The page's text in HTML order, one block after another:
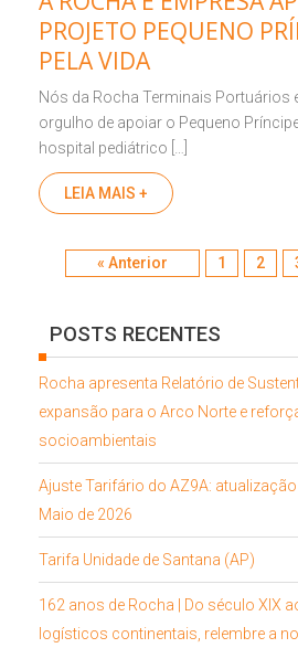
PROJETO PEQUENO
PELA VIDA
Nós da Rocha Terminais Portuários
orgulho de apoiar o Pequeno
hospital pediátrico […]
LEIA MAIS +
Post navigation
« Anterior 1 2
POSTS RECENTES
Rocha apresenta Relatório de
expansão para o Arco Norte e
socioambientais
Ajuste Tarifário do AZ9A:
Maio de 2026
Tarifa Unidade de Santana (AP)
162 anos de Rocha | Do século XIX
logísticos continentais, relembre a